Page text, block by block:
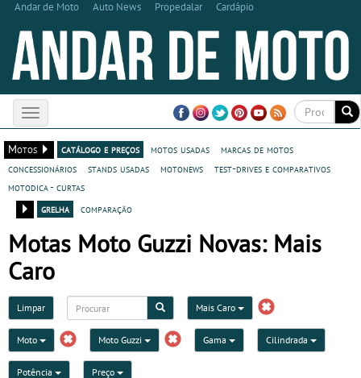
Andar de Moto Auto News Propedalar Cardápio
Toggle
navigation
Motos
catálogo e preços motos usadas
marcas de motos
concessionários
stands usadas motonews
test-drives e comparativos
motodica - curtas
grelha
comparação
Motas Moto Guzzi Novas: Mais
Caro
Limpar Mais Caro
Moto Moto Guzzi Gama Cilindrada
Potência Preço